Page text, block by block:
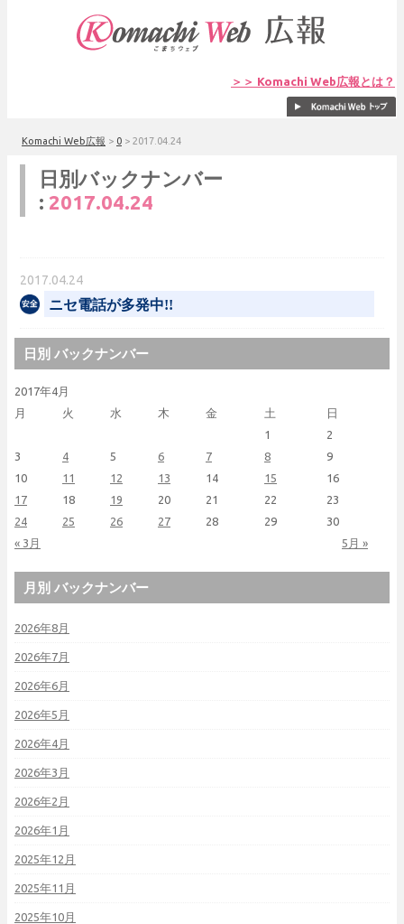
＞＞ Komachi Web広報とは？
Komachi Web広報 > 0 > 2017.04.24
日別バックナンバー
: 2017.04.24
2017.04.24
ニセ電話が多発中!!
日別 バックナンバー
2017年4月
月
火 水 木 金 土 日
« 3月 5月 »
1
2
3
4 5 6 7 8
9
10
11 12 13 14 15
16
17
18 19 20 21 22
23
24
25 26 27 28 29 30
月別 バックナンバー
2026年8月
2026年7月
2026年6月
2026年5月
2026年4月
2026年3月
2026年2月
2026年1月
2025年12月
2025年11月
2025年10月